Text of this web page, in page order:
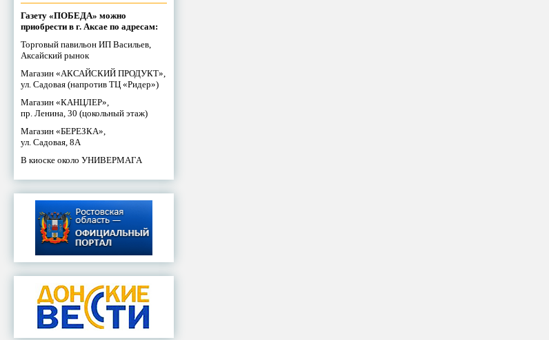
Газету «ПОБЕДА» можно
приобрести в г. Аксае по адресам:
Торговый павильон ИП Васильев,
Аксайский рынок
Магазин «АКСАЙСКИЙ ПРОДУКТ»,
ул. Садовая (напротив ТЦ «Ридер»)
Магазин «КАНЦЛЕР»,
пр. Ленина, 30 (цокольный этаж)
Магазин «БЕРЕЗКА»,
ул. Садовая, 8А
В киоске около УНИВЕРМАГА